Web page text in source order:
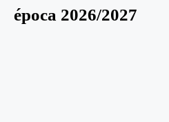
época 2026/2027